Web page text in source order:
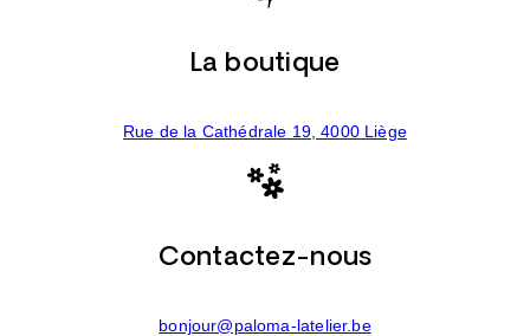
La boutique
Rue de la Cathédrale 19, 4000 Liège
Contactez-nous
bonjour@paloma-latelier.be